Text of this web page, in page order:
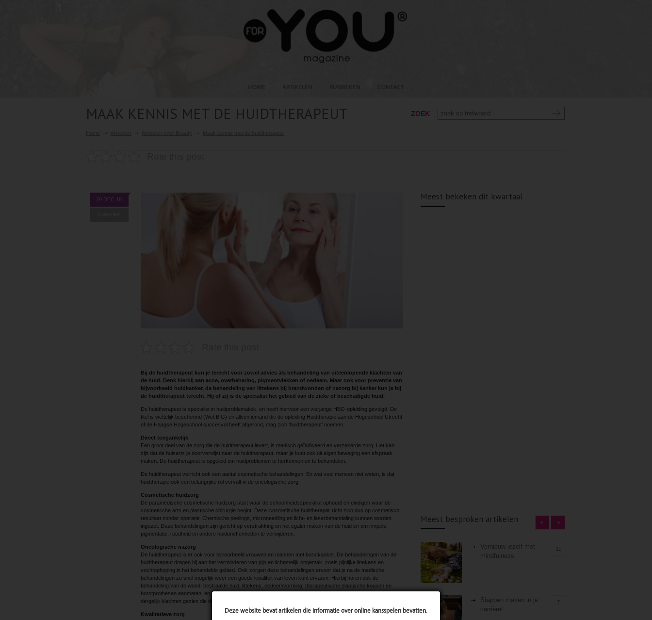
Deze website bevat artikelen die informatie over online kansspelen bevatten.
MAAK KENNIS MET DE HUIDTHERAPEUT ZOEK
20 DEC 18
Bij de huidtherapeut kun je terecht voor zowel advies als behandeling van uiteenlopende klachten van
de huid. Denk hierbij aan acne, overbeharing, pigmentvlekken of oedeem. Maar ook voor preventie van
bijvoorbeeld huidkanker, de behandeling van littekens bij brandwonden of nazorg bij kanker kun je bij
de huidtherapeut terecht. Hij of zij is de specialist het gebied van de zieke of beschadigde huid.
De huidtherapeut is specialist in huidproblematiek, en heeft hiervoor een vierjarige HBO-opleiding gevolgd. De
titel is wettelijk beschermd (Wet BIG) en alleen iemand die de opleiding Huidtherapie aan de Hogeschool Utrecht
of de Haagse Hogeschool succesvol heeft afgerond, mag zich ‘huidtherapeut’ noemen.
Direct toegankelijk
Een groot deel van de zorg die de huidtherapeut levert, is medisch geïndiceerd en verzekerde zorg. Het kan
zijn dat de huisarts je doorverwijst naar de huidtherapeut, maar je kunt ook uit eigen beweging een afspraak
maken. De huidtherapeut is opgeleid om huidproblemen te herkennen en te behandelen.
De huidtherapeut verricht ook een aantal cosmetische behandelingen. En wat veel mensen niet weten, is dat
huidtherapie ook een belangrijke rol vervult in de oncologische zorg.
Cosmetische huidzorg
De paramedische cosmetische huidzorg start waar de schoonheidsspecialist ophoudt en eindigen waar de
cosmetische arts en plastische chirurgie begint. Deze ‘cosmetische huidtherapie’ richt zich dus op cosmetisch
resultaat zonder operatie. Chemische peelings, microneedling en licht- en laserbehandeling kunnen worden
ingezet. Deze behandelingen zijn gericht op verstrakking en het egaler maken van de huid en om rimpels,
pigmentatie, roodheid en andere huidoneffenheden te verwijderen.
Oncologische nazorg
De huidtherapeut is er ook voor bijvoorbeeld vrouwen en mannen met borstkanker. De behandelingen van de
huid­therapeut dragen bij aan het verminderen van pijn en lichamelijk ongemak, zoals pijnlijke littekens en
vochtophoping in het behandelde gebied. Ook zorgen deze behandelingen ervoor dat je na de medische
behandelingen zo snel mogelijk weer een goede kwaliteit van leven kunt ervaren. Hierbij horen ook de
behandeling van de wond, bestraalde huid, littekens, oedeemvorming, therapeutische elastische kousen en
borstprothesen aanmeten, en het reconstrueren van de tepel. Ook na andere vormen van kanker worden
dergelijk klachten gezien die de huidtherapeut kan behandelen.
Kwalitatieve zorg
Meest bekeken dit kwartaal
Meest besproken artikelen
Vernieuw jezelf met
mindfulness
Stappen maken in je
carrière!
7